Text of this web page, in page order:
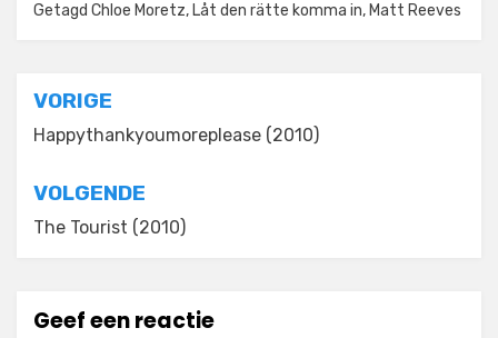
Getagd Chloe Moretz, Låt den rätte komma in, Matt Reeves
Bericht
navigatie
VORIGE
Happythankyoumoreplease (2010)
VOLGENDE
The Tourist (2010)
Geef een reactie